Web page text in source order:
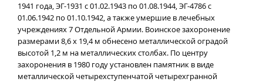
1941 года, ЭГ-1931 с 01.02.1943 по 01.08.1944, ЭГ-4786 с
01.06.1942 по 01.10.1942, а также умершие в лечебных
учреждениях 7 Отдельной Армии. Воинское захоронение
размерами 8,6 х 19,4 м обнесено металлической оградой
высотой 1,2 м на металлических столбах. По центру
захоронения в 1980 году установлен памятник в виде
металлической четырехступенчатой четырехгранной